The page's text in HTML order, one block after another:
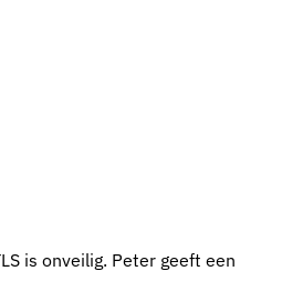
is onveilig. Peter geeft een